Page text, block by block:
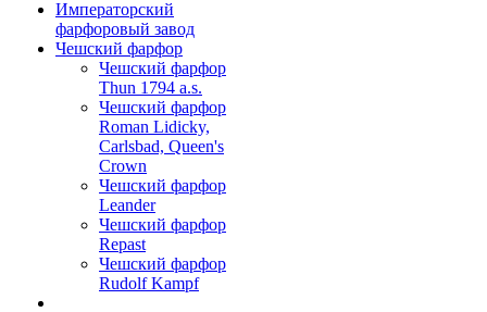
Императорский
фарфоровый завод
Чешский фарфор
Чешский фарфор
Thun 1794 a.s.
Чешский фарфор
Roman Lidicky,
Carlsbad, Queen's
Crown
Чешский фарфор
Leander
Чешский фарфор
Repast
Чешский фарфор
Rudolf Kampf